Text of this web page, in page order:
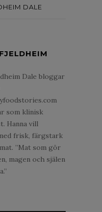
DALE
Dale bloggar
som klinisk
Hanna vill
frisk, färgstark
”Mat som gör
magen och själen